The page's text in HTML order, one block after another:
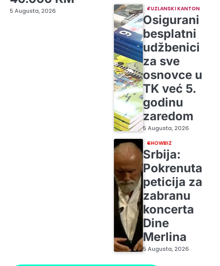
5 Augusta, 2026 TUZLANSKI KANTON
Osigurani
besplatni
udžbenici
za sve
osnovce u
TK već 5.
godinu
zaredom
5 Augusta, 2026
SHOWBIZ
Srbija:
Pokrenuta
peticija za
zabranu
koncerta
Dine
Merlina
5 Augusta, 2026